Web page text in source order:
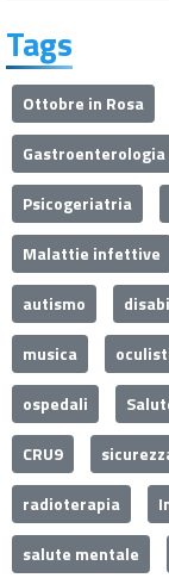
Tags
Ottobre in Rosa
Gastroenterologia
Psicogeriatria
Malattie infettive
autismo
musica
ospedali
CRU9
radioterapia
salute mentale